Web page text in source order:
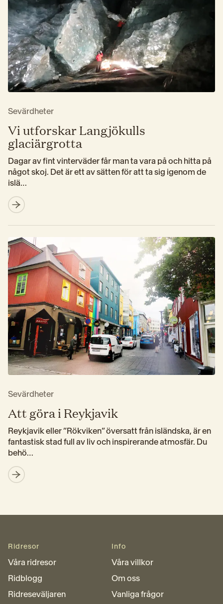
Sevärdheter
Vi utforskar Langjökulls
glaciärgrotta
Dagar av fint vinterväder får man ta vara på och hitta på
något skoj. Det är ett av sätten för att ta sig igenom de
islä…
Sevärdheter
Att göra i Reykjavik
Reykjavik eller ”Rökviken” översatt från isländska, är en
fantastisk stad full av liv och inspirerande atmosfär. Du
behö…
Ridresor
Våra ridresor
Ridblogg
Ridreseväljaren
Info
Våra villkor
Om oss
Vanliga frågor